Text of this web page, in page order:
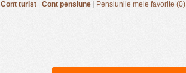
Cont turist Cont pensiune Pensiunile mele favorite (0)